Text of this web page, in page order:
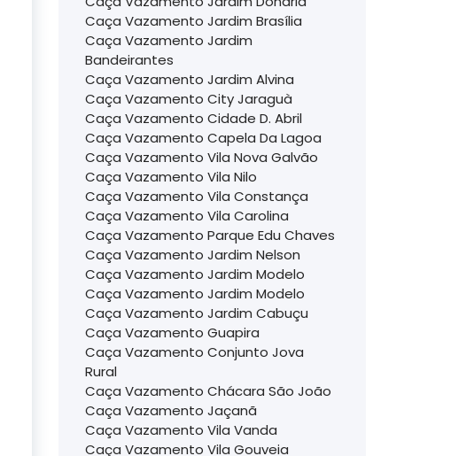
Caça Vazamento Jardim Brasília
Caça Vazamento Jardim
Bandeirantes
Caça Vazamento Jardim Alvina
Caça Vazamento City Jaraguà
Caça Vazamento Cidade D. Abril
Caça Vazamento Capela Da Lagoa
Caça Vazamento Vila Nova Galvão
Caça Vazamento Vila Nilo
Caça Vazamento Vila Constança
Caça Vazamento Vila Carolina
Caça Vazamento Parque Edu Chaves
Caça Vazamento Jardim Nelson
Caça Vazamento Jardim Modelo
Caça Vazamento Jardim Modelo
Caça Vazamento Jardim Cabuçu
Caça Vazamento Guapira
Caça Vazamento Conjunto Jova
Rural
Caça Vazamento Chácara São João
Caça Vazamento Jaçanã
Caça Vazamento Vila Vanda
Caça Vazamento Vila Gouveia